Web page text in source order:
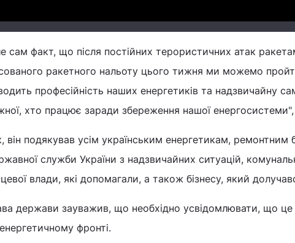
сам факт, що після постійних терористичних атак
ракетного нальоту цього тижня ми можемо пройти
професійність наших енергетиків та надзвичайну
хто працює заради збереження нашої
він подякував усім українським енергетикам, ремонтним
служби України з надзвичайних ситуацій,
влади, які допомагали, а також бізнесу, який
держави зауважив, що необхідно усвідомлювати, що
фронті.